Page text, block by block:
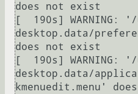
does not exist
[  190s]
desktop.data/
does not exist
[  190s]
desktop.data/
kmenuedit.menu'